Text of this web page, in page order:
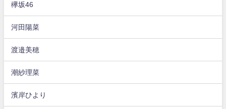
欅坂46
河田陽菜
渡邉美穂
潮紗理菜
濱岸ひより